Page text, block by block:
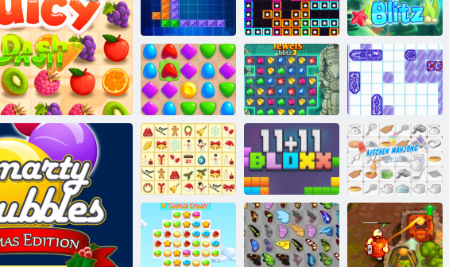
Sulīga domuzīme
Tentriks Krāsu bloki Aqua Blitz
Spēļu arēna Juksts blitz 3
Jūras kaujas
kuģis
Krisma
Mahjong
11x11 bloki
Virtuves
mahjong